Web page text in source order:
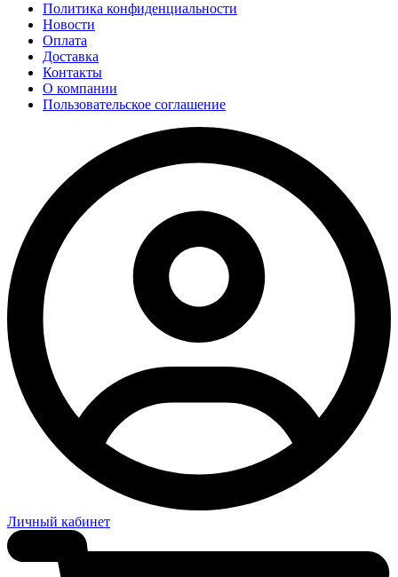
Политика конфиденциальности
Новости
Оплата
Доставка
Контакты
О компании
Пользовательское соглашение
Личный кабинет